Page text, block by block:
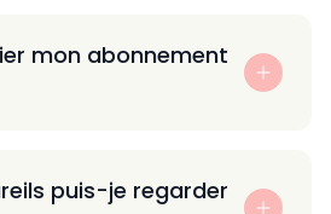
mon abonnement
puis-je regarder